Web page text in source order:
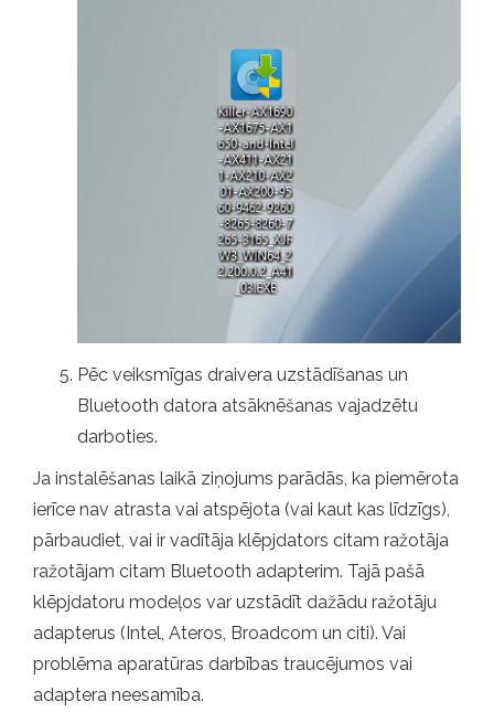
Pēc veiksmīgas draivera uzstādīšanas un
Bluetooth datora atsāknēšanas vajadzētu
darboties.
Ja instalēšanas laikā ziņojums parādās, ka piemērota
ierīce nav atrasta vai atspējota (vai kaut kas līdzīgs),
pārbaudiet, vai ir vadītāja klēpjdators citam ražotāja
ražotājam citam Bluetooth adapterim. Tajā pašā
klēpjdatoru modeļos var uzstādīt dažādu ražotāju
adapterus (Intel, Ateros, Broadcom un citi). Vai
problēma aparatūras darbības traucējumos vai
adaptera neesamība.